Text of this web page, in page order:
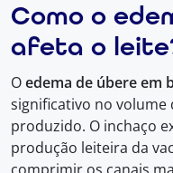
Como o
afeta o
Oedema de úbere em
significativo no volume
produzido. O inchaço
produção leiteira da